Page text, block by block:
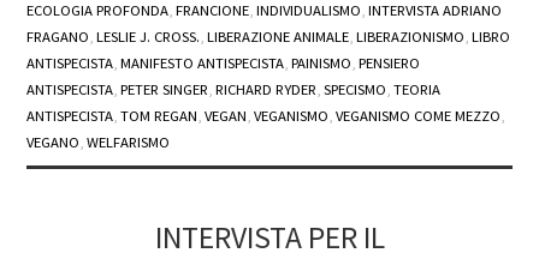
ECOLOGIA PROFONDA,FRANCIONE,INDIVIDUALISMO,INTERVISTA ADRIANO
FRAGANO,LESLIE J. CROSS.,LIBERAZIONE ANIMALE,LIBERAZIONISMO,LIBRO
ANTISPECISTA,MANIFESTO ANTISPECISTA,PAINISMO,PENSIERO
ANTISPECISTA,PETER SINGER,RICHARD RYDER,SPECISMO,TEORIA
ANTISPECISTA,TOM REGAN,VEGAN,VEGANISMO,VEGANISMO COME MEZZO,
VEGANO,WELFARISMO
INTERVISTA PER IL